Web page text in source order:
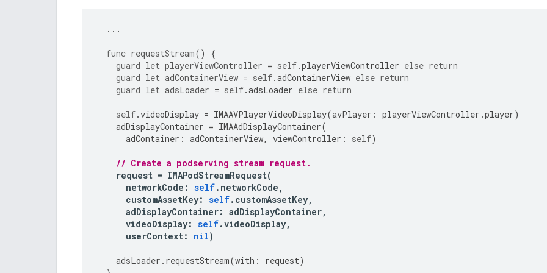
...
func requestStream()
{
guard let playerViewController = self.playerViewController else return
guard let adContainerView = self.adContainerView else return
guard let adsLoader = self.adsLoader else return
self.videoDisplay = IMAAVPlayerVideoDisplay(avPlayer : playerViewController .player)
adDisplayContainer = IMAAdDisplayContainer(
adContainer : adContainerView, viewController : self)
// Create a podserving stream request.
request = IMAPodStreamRequest(
networkCode : self. networkCode ,
customAssetKey: self. customAssetKey,
adDisplayContainer: adDisplayContainer,
videoDisplay: self.videoDisplay,
userContext: nil)
adsLoader . requestStream(with : request)